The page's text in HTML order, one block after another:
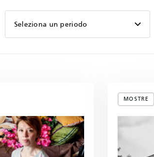
Seleziona un periodo
MOSTRE